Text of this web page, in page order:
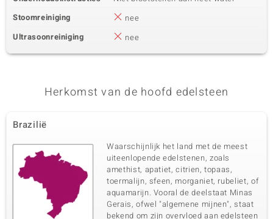
Stoomreiniging
nee
Ultrasoonreiniging
nee
Herkomst van de hoofd edelsteen
Brazilië
Waarschijnlijk het land met de meest
uiteenlopende edelstenen, zoals
amethist, apatiet, citrien, topaas,
toermalijn, sfeen, morganiet, rubeliet, of
aquamarijn. Vooral de deelstaat Minas
Gerais, ofwel "algemene mijnen", staat
bekend om zijn overvloed aan edelsteen